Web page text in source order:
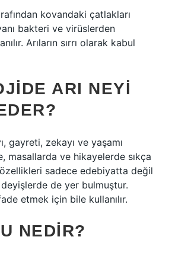
kovandaki çatlakları
bakteri ve virüslerden
Arıların sırrı olarak kabul
ARI NEYI
gayreti, zekayı ve yaşamı
masallarda ve hikayelerde sıkça
özellikleri sadece edebiyatta değil
de yer bulmuştur.
etmek için bile kullanılır.
NEDIR?